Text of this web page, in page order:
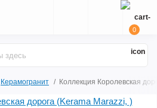
0
Керамогранит Коллекция Королевская